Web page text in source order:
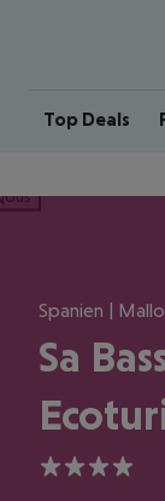
Top Deals
Spanien |
Sa
4